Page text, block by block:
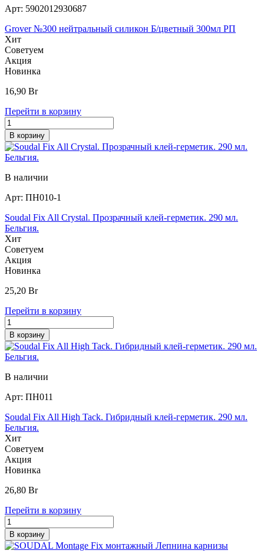
Арт: 5902012930687
Grover №300 нейтральный силикон Б/цветный 300мл РП
Хит
Советуем
Акция
Новинка
16,90 Br
Перейти в корзину
В корзину
В наличии
Арт: ПН010-1
Soudal Fix All Crystal. Прозрачный клей-герметик. 290 мл.
Бельгия.
Хит
Советуем
Акция
Новинка
25,20 Br
Перейти в корзину
В корзину
В наличии
Арт: ПН011
Soudal Fix All High Tack. Гибридный клей-герметик. 290 мл.
Бельгия.
Хит
Советуем
Акция
Новинка
26,80 Br
Перейти в корзину
В корзину